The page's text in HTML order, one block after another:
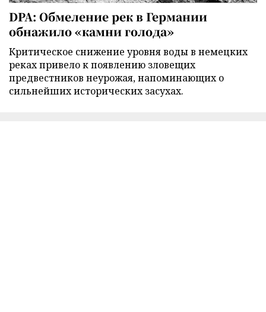
DPA: Обмеление рек в Германии
обнажило «камни голода»
Критическое снижение уровня воды в немецких
реках привело к появлению зловещих
предвестников неурожая, напоминающих о
сильнейших исторических засухах.